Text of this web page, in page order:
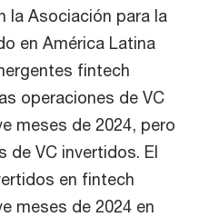
la Asociación para la
en América Latina
fintech
operaciones de VC
meses de 2024, pero
de VC invertidos. El
en fintech
meses de 2024 en